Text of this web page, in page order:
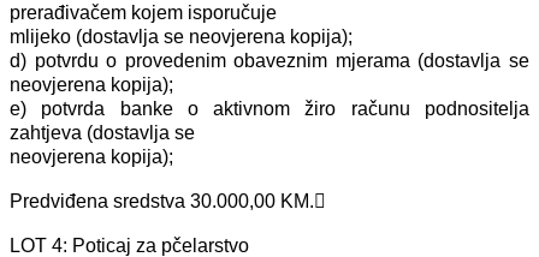
prerađivačem kojem isporučuje
mlijeko (dostavlja se neovjerena kopija);
d) potvrdu o provedenim obaveznim mjerama (dostavlja se
neovjerena kopija);
e) potvrda banke o aktivnom žiro računu podnositelja
zahtjeva (dostavlja se
neovjerena kopija);
Predviđena sredstva 30.000,00 KM.
LOT 4: Poticaj za pčelarstvo